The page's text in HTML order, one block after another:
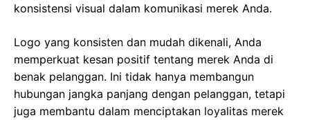
konsistensi visual dalam komunikasi merek Anda.
Logo yang konsisten dan mudah dikenali, Anda
memperkuat kesan positif tentang merek Anda di
benak pelanggan. Ini tidak hanya membangun
hubungan jangka panjang dengan pelanggan, tetapi
juga membantu dalam menciptakan loyalitas merek